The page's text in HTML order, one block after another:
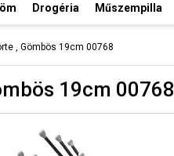
Drogéria Műszempilla
, Gömbös 19cm 00768
19cm 00768